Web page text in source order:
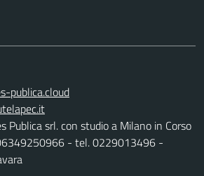
Publica srl. con studio a Milano in Corso
- tel. 0229013496 -